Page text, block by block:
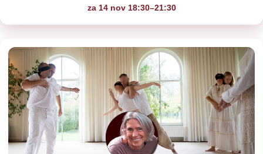
za 14 nov 18:30–21:30